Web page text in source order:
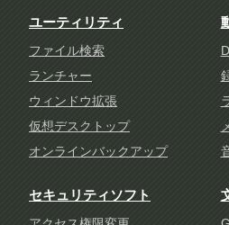
ユーティリティ
ファイル検索
ランチャー
ウィンドウ拡張
仮想デスクトップ
オンラインバックアップ
セキュリティソフト